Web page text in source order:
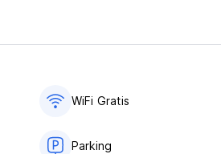
WiFi Gratis
Parking